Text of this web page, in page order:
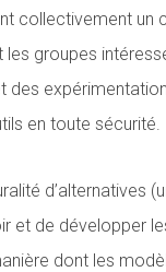
collectivement un
groupes
des
en toute sécurité.
d’alternatives
et de développer
dont les